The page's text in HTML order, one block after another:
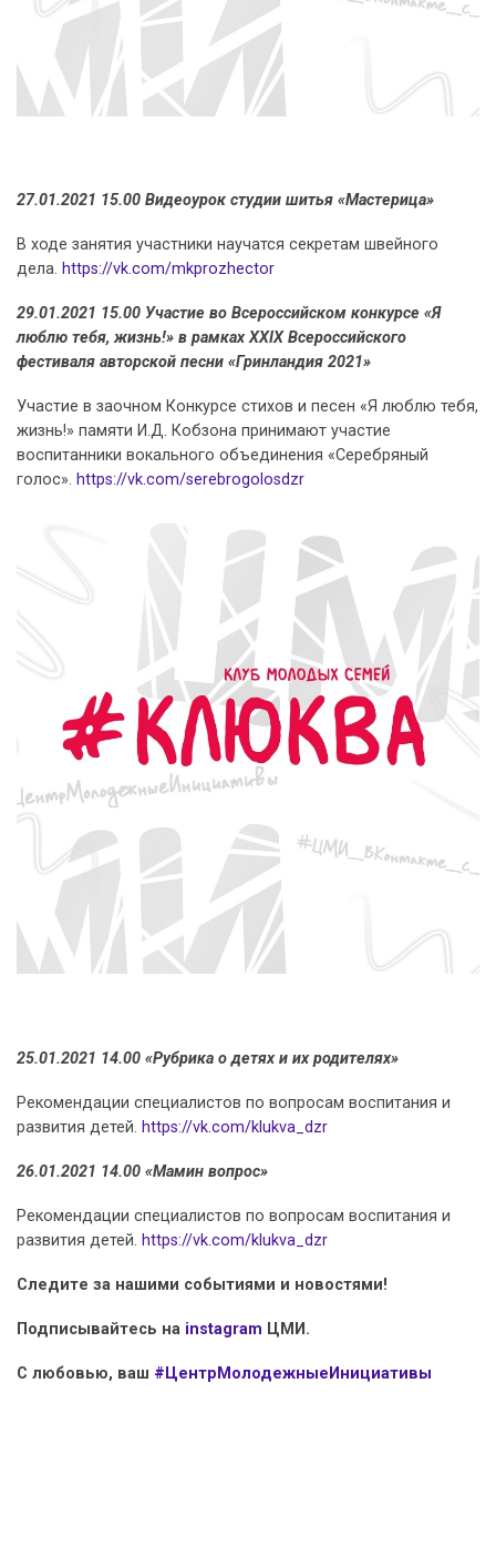
27.01.2021 15.00 Видеоурок студии шитья «Мастерица»
В ходе занятия участники научатся секретам швейного
дела. https://vk.com/mkprozhector
29.01.2021 15.00 Участие во Всероссийском конкурсе «Я
люблю тебя, жизнь!» в рамках XXIX Всероссийского
фестиваля авторской песни «Гринландия 2021»
Участие в заочном Конкурсе стихов и песен «Я люблю тебя,
жизнь!» памяти И.Д. Кобзона принимают участие
воспитанники вокального объединения «Серебряный
голос». https://vk.com/serebrogolosdzr
25.01.2021 14.00 «Рубрика о детях и их родителях»
Рекомендации специалистов по вопросам воспитания и
развития детей. https://vk.com/klukva_dzr
26.01.2021 14.00 «Мамин вопрос»
Рекомендации специалистов по вопросам воспитания и
развития детей. https://vk.com/klukva_dzr
Следите за нашими событиями и новостями!
Подписывайтесь на instagram ЦМИ.
С любовью, ваш #ЦентрМолодежныеИнициативы